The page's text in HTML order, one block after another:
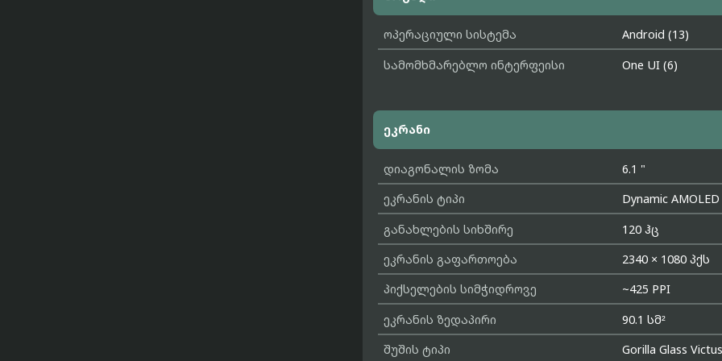
ოპერაციული სისტემა
Android (13)
სამომხმარებლო ინტერფეისი
One UI (6)
ეკრანი
დიაგონალის ზომა
6.1 "
ეკრანის ტიპი
Dynamic AMOLED
განახლების სიხშირე
120 ჰც
ეკრანის გაფართოება
2340 × 1080 პქს
პიქსელების სიმჭიდროვე
~425 PPI
ეკრანის ზედაპირი
90.1 სმ²
შუშის ტიპი
Gorilla Glass